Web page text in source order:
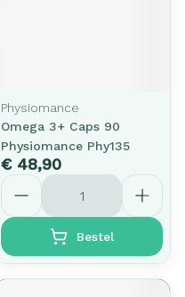
Physiomance
Omega 3+ Caps 90
Physiomance Phy135
€ 48,90
Aantal
Bestel